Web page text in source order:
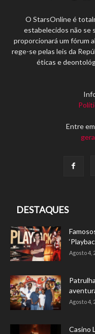
O StarsOnline é
estabelecidos não se
proporcionará um fórum
rege-se pelas leis da
éticas e
Entre
DESTAQUES
Agosto 4,
Agosto 4,
Casino